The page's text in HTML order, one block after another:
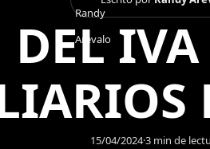
IVA
15/04/2024·3 min de